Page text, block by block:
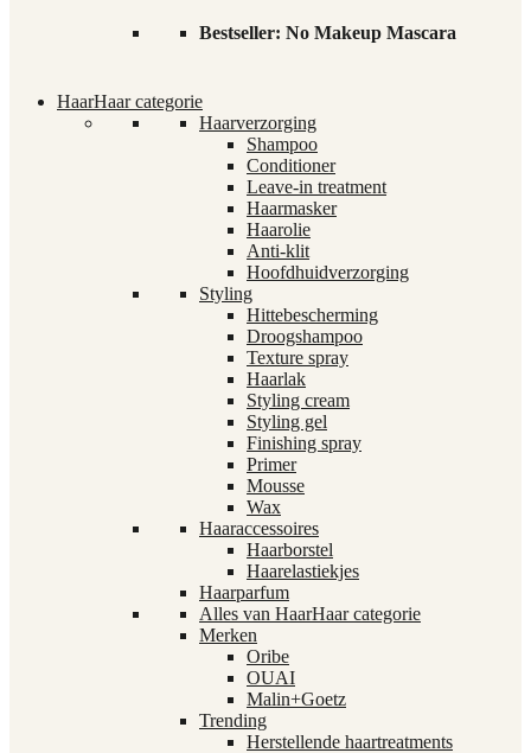
Bestseller: No Makeup Mascara
HaarHaar categorie
Haarverzorging
Shampoo
Conditioner
Leave-in treatment
Haarmasker
Haarolie
Anti-klit
Hoofdhuidverzorging
Styling
Hittebescherming
Droogshampoo
Texture spray
Haarlak
Styling cream
Styling gel
Finishing spray
Primer
Mousse
Wax
Haaraccessoires
Haarborstel
Haarelastiekjes
Haarparfum
Alles van HaarHaar categorie
Merken
Oribe
OUAI
Malin+Goetz
Trending
Herstellende haartreatments